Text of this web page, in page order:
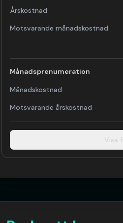
Årskostnad
Motsvarande månadskostnad
Månadsprenumeration
Månadskostnad
Motsvarande årskostnad
Visa